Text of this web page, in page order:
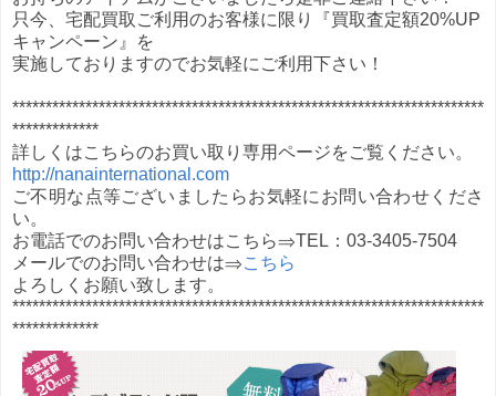
只今、宅配買取ご利用のお客様に限り『買取査定額20%UP
キャンペーン』を
実施しておりますのでお気軽にご利用下さい！
***********************************************************************
*************
詳しくはこちらのお買い取り専用ページをご覧ください。
http://nanainternational.com
ご不明な点等ございましたらお気軽にお問い合わせくださ
い。
お電話でのお問い合わせはこちら⇒TEL：03-3405-7504
メールでのお問い合わせは⇒こちら
よろしくお願い致します。
***********************************************************************
*************